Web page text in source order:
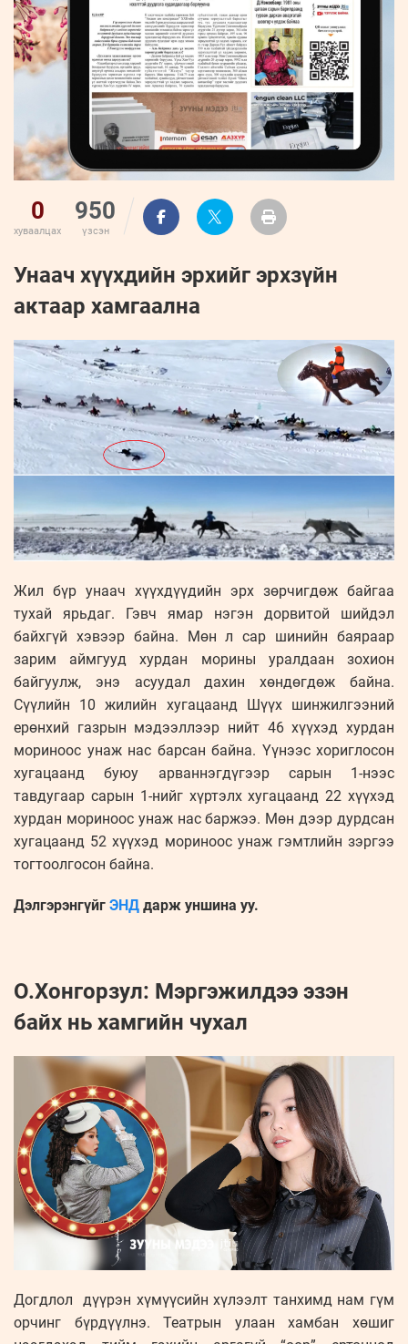
0
хуваалцах
950
үзсэн
Унаач хүүхдийн эрхийг эрхзүйн
актаар хамгаална
Жил бүр унаач хүүхдүүдийн эрх зөрчигдөж байгаа
тухай ярьдаг. Гэвч ямар нэгэн дорвитой шийдэл
байхгүй хэвээр байна. Мөн л сар шинийн баяраар
зарим аймгууд хурдан морины уралдаан зохион
байгуулж, энэ асуудал дахин хөндөгдөж байна.
Сүүлийн 10 жилийн хугацаанд Шүүх шинжилгээний
ерөнхий газрын мэдээллээр нийт 46 хүүхэд хурдан
мориноос унаж нас барсан байна. Үүнээс хориглосон
хугацаанд буюу арваннэгдүгээр сарын 1-нээс
тавдугаар сарын 1-нийг хүртэлх хугацаанд 22 хүүхэд
хурдан мориноос унаж нас баржээ. Мөн дээр дурдсан
хугацаанд 52 хүүхэд мориноос унаж гэмтлийн зэргээ
тогтоолгосон байна.
Дэлгэрэнгүйг ЭНД дарж уншина уу.
О.Хонгорзул: Мэргэжилдээ эзэн
байх нь хамгийн чухал
Догдлол дүүрэн хүмүүсийн хүлээлт танхимд нам гүм
орчинг бүрдүүлнэ. Театрын улаан хамбан хөшиг